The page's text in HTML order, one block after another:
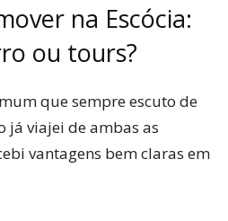
na Escócia:
ou tours?
que sempre escuto de
já viajei de ambas as
vantagens bem claras em